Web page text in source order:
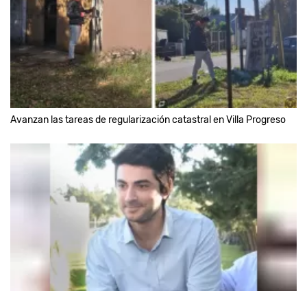
Avanzan las tareas de regularización catastral en Villa Progreso